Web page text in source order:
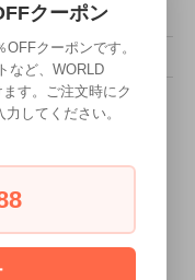
クーポン
クーポンです。
など、WORLD
す。ご注文時にク
してください。